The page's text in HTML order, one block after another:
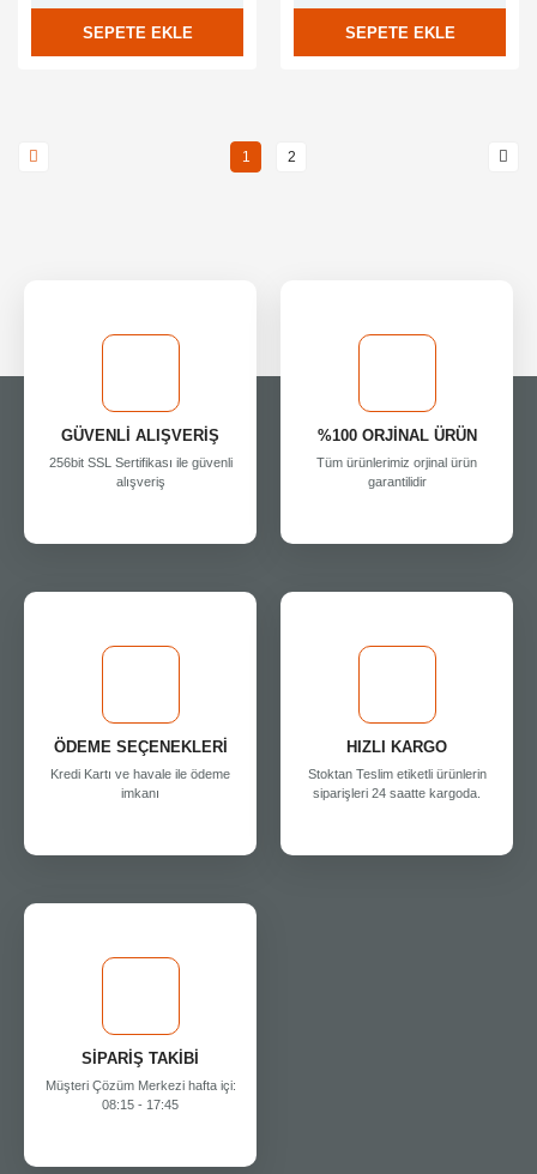
SEPETE EKLE SEPETE EKLE
1 2
GÜVENLİ ALIŞVERİŞ
256bit SSL Sertifikası ile güvenli
alışveriş
%100 ORJİNAL ÜRÜN
Tüm ürünlerimiz orjinal ürün
garantilidir
ÖDEME SEÇENEKLERİ
Kredi Kartı ve havale ile ödeme
imkanı
HIZLI KARGO
Stoktan Teslim etiketli ürünlerin
siparişleri 24 saatte kargoda.
SİPARİŞ TAKİBİ
Müşteri Çözüm Merkezi hafta içi:
08:15 - 17:45